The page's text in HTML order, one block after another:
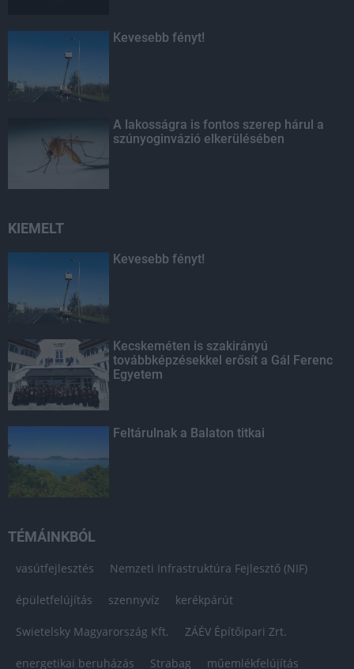
Kevesebb fényt!
A lakosságra is fontos szerep hárul a
szúnyoginvázió elkerülésében
KIEMELT
Kevesebb fényt!
Kecskeméten is szakirányú
továbbképzésekkel erősít a Gál Ferenc
Egyetem
Feltárulnak a Balaton titkai
TÉMÁINKBÓL
vasútfejlesztés Nemzeti Infrastruktúra Fejlesztő (NIF)
épületfelújítás szennyvíz kerékpárút
Swietelsky Magyarország Kft. ZÁÉV Építőipari Zrt.
energetikai beruházás Strabag műemlékfelújítás